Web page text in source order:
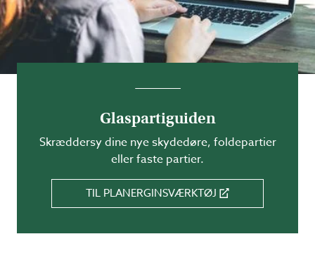
Glaspartiguiden
Skræddersy dine nye skydedøre, foldepartier
eller faste partier.
TIL PLANERGINSVÆRKTØJ